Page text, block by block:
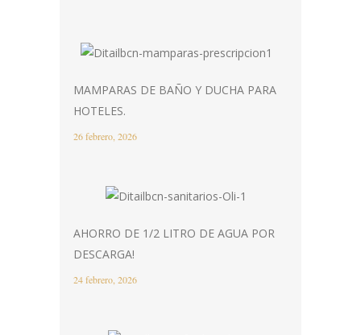
MAMPARAS DE BAÑO Y DUCHA PARA
HOTELES.
26 febrero, 2026
AHORRO DE 1/2 LITRO DE AGUA POR
DESCARGA!
24 febrero, 2026